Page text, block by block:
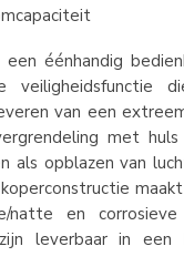
éénhandig
veiligheidsfunctie
van een
met
als opblazen van
natte en
leverbaar in een